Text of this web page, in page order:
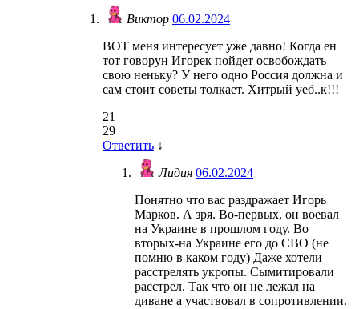
Виктор 06.02.2024
ВОТ меня интересует уже давно! Когда ен
тот говорун Игорек пойдет освобождать
свою неньку? У него одно Россия должна и
сам стоит советы толкает. Хитрый уеб..к!!!
21
29
Ответить ↓
Лидия 06.02.2024
Понятно что вас раздражает Игорь
Марков. А зря. Во-первых, он воевал
на Украине в прошлом году. Во
вторых-на Украине его до СВО (не
помню в каком году) Даже хотели
расстрелять укропы. Сымитировали
расстрел. Так что он не лежал на
диване а участвовал в сопротивлении.